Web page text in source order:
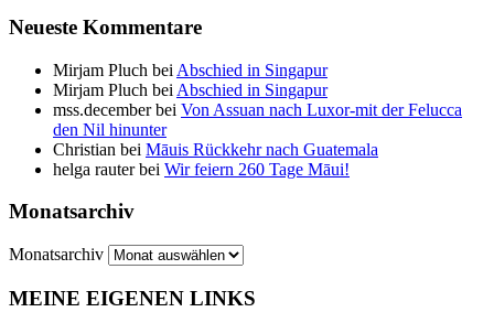
Neueste Kommentare
Mirjam Pluch bei Abschied in Singapur
Mirjam Pluch bei Abschied in Singapur
mss.decemberbei Von Assuan nach Luxor-mit der Felucca
den Nil hinunter
Christian bei Māuis Rückkehr nach Guatemala
helga rauterbei Wir feiern 260 Tage Māui!
Monatsarchiv
Monatsarchiv
MEINE EIGENEN LINKS